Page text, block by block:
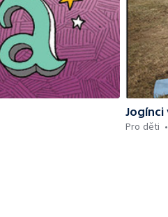
Pro děti